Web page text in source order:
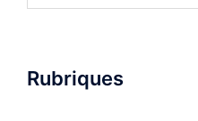
Rubriques